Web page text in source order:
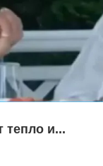
тепло и...